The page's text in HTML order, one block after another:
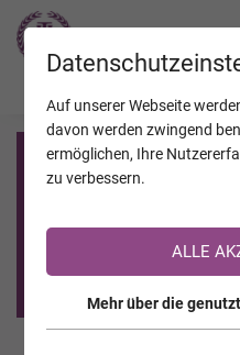
Registrierung
Sie sind noch nicht
>> zur
Auf unserer Webseite
davon werden zwingend
ermöglichen, Ihre
zu verbessern.
ALLE
Mehr über die
JAHRESTAGE